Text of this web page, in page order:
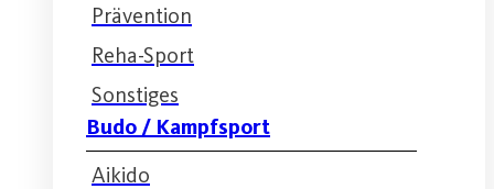
Prävention
Reha-Sport
Sonstiges
Budo / Kampfsport
Aikido